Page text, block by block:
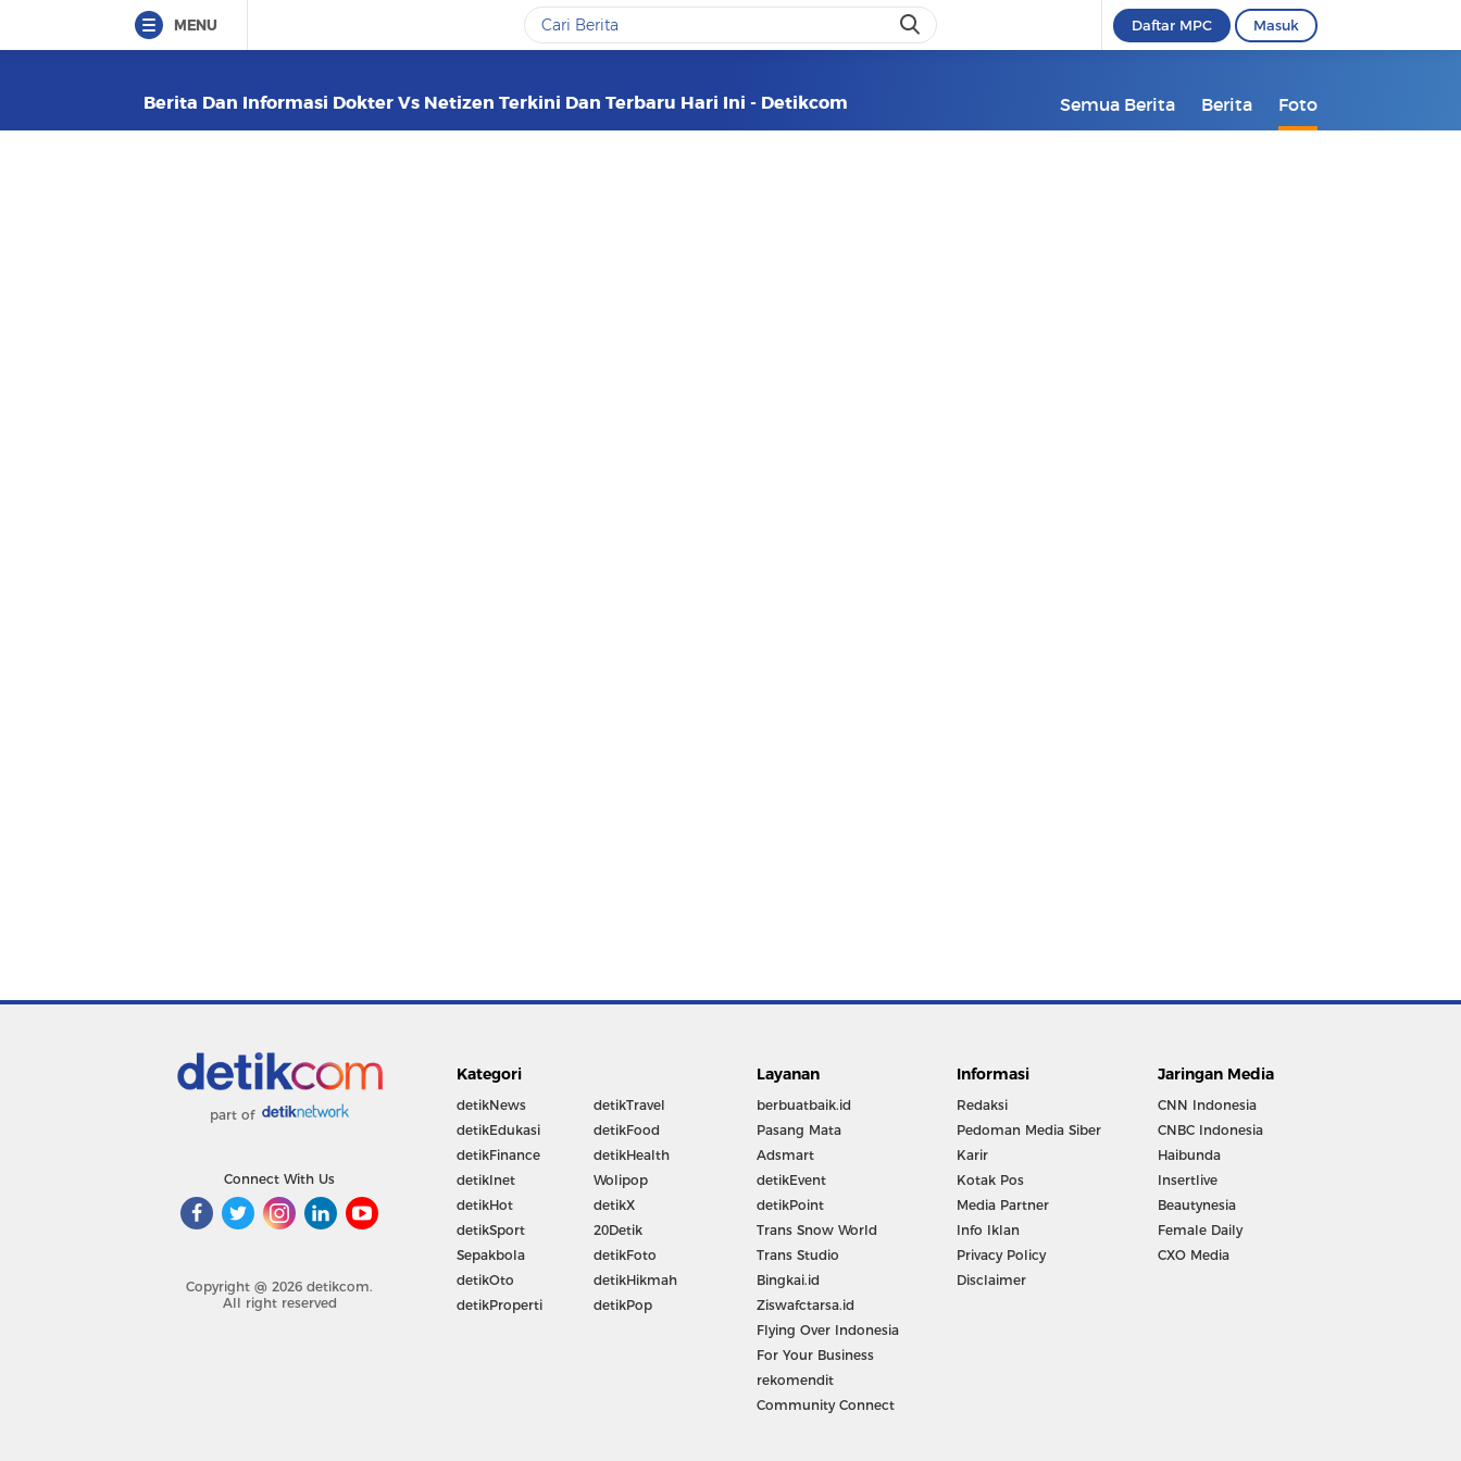
MENU Daftar MPC Masuk
Berita Dan Informasi Dokter Vs Netizen Terkini Dan Terbaru Hari Ini - Detikcom Semua Berita Berita Foto
part of
Connect With Us
Copyright @ 2026 detikcom.
All right reserved
Kategori
detikNews
detikEdukasi
detikFinance
detikInet
detikHot
detikSport
Sepakbola
detikOto
detikProperti
detikTravel
detikFood
detikHealth
Wolipop
detikX
20Detik
detikFoto
detikHikmah
detikPop
Layanan
berbuatbaik.id
Pasang Mata
Adsmart
detikEvent
detikPoint
Trans Snow World
Trans Studio
Bingkai.id
Ziswafctarsa.id
Flying Over Indonesia
For Your Business
rekomendit
Community Connect
Informasi
Redaksi
Pedoman Media Siber
Karir
Kotak Pos
Media Partner
Info Iklan
Privacy Policy
Disclaimer
Jaringan Media
CNN Indonesia
CNBC Indonesia
Haibunda
Insertlive
Beautynesia
Female Daily
CXO Media